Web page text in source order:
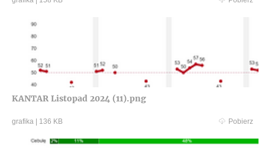
KANTAR Listopad 2024 (11).png
grafika 136 KB Pobierz